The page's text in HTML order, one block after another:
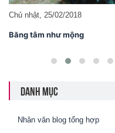
Chủ nhật, 25/02/2018
Băng tâm như mộng
DANH MỤC
Nhân văn blog tổng hợp